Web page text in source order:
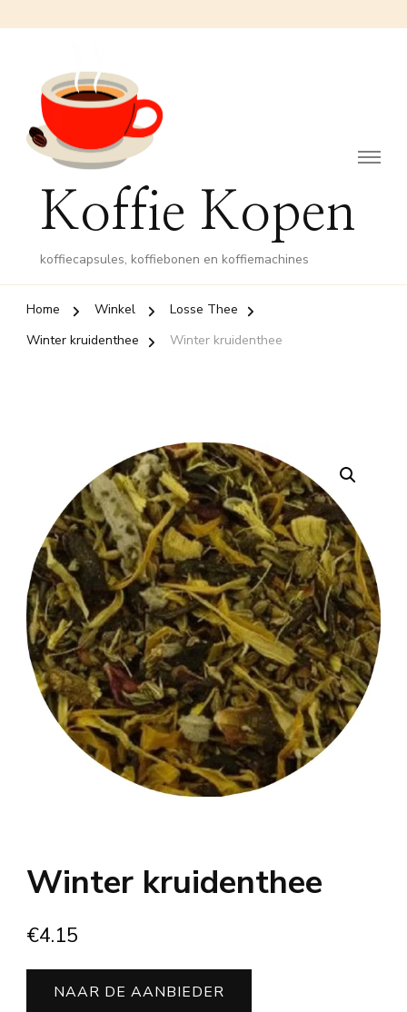
Koffie Kopen
koffiecapsules, koffiebonen en koffiemachines
Home Winkel
Losse Thee
Winter kruidenthee
Winter kruidenthee
Winter kruidenthee
€4.15
NAAR DE AANBIEDER